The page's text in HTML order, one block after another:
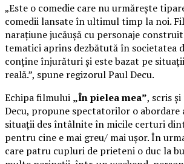
„Este o comedie care nu urmărește
comedii lansate în ultimul timp la noi.
narațiune jucăușă cu personaje
tematici aprins dezbătută în societatea
conține înjurături și este bazat pe
reală.”, spune regizorul Paul Decu.
Echipa filmului „În pielea mea”, scris
Decu, propune spectatorilor o abordare
situații des întâlnite în micile certuri
pentru cine e mai greu/ mai ușor. În
care patru cupluri de prieteni o duc la